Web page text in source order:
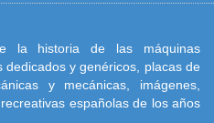
la historia de las máquinas
y genéricos, placas de
y mecánicas, imágenes,
españolas de los años